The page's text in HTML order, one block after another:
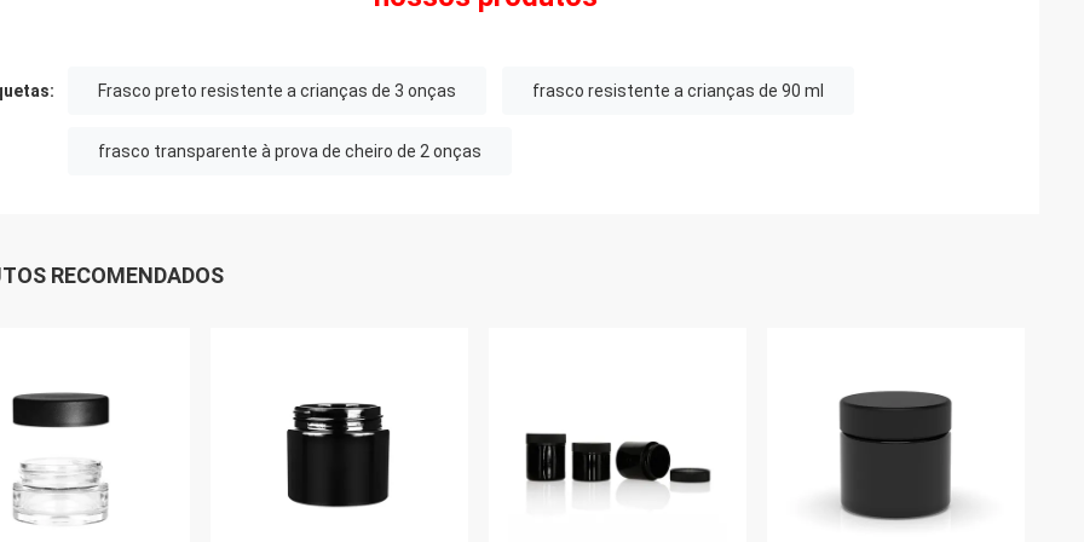
Frasco preto resistente a crianças de 3 onças frasco resistente a crianças de 90 ml
frasco transparente à prova de cheiro de 2 onças
RECOMENDADOS